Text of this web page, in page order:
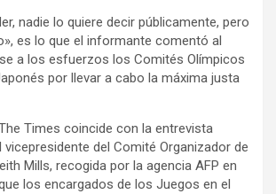
nadie lo quiere decir públicamente, pero
es lo que el informante comentó al
a los esfuerzos los Comités Olímpicos
por llevar a cabo la máxima justa
Times coincide con la entrevista
del Comité Organizador de
Mills, recogida por la agencia AFP en
los encargados de los Juegos en el